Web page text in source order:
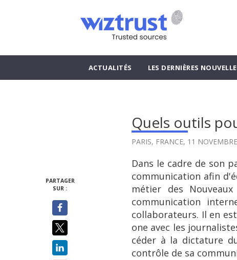
ACTUALITÉS LES DERNIÈRES
Quels outils
PARIS, FRANCE, 11
Dans le cadre de son
communication afin
métier des
communication
collaborateurs. Il en
one avec les
céder à la dictature
contrôle de sa
PARTAGER
SUR :